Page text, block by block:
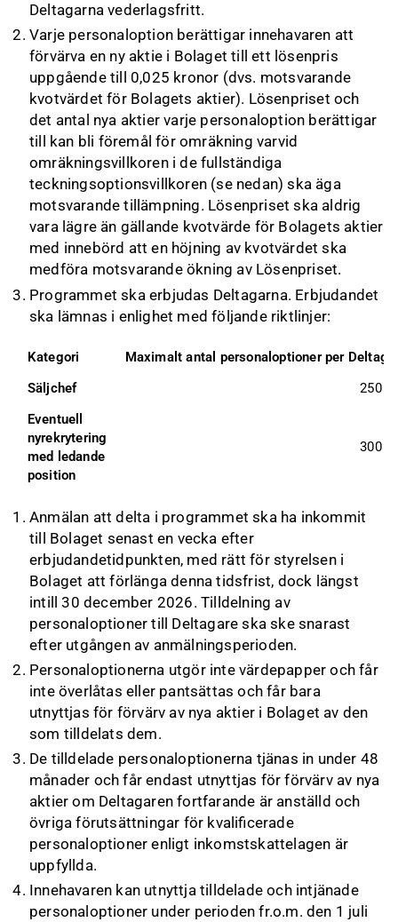
Deltagarna vederlagsfritt.
Varje personaloption berättigar innehavaren att
förvärva en ny aktie i Bolaget till ett lösenpris
uppgående till 0,025 kronor (dvs. motsvarande
kvotvärdet för Bolagets aktier). Lösenpriset och
det antal nya aktier varje personaloption berättigar
till kan bli föremål för omräkning varvid
omräkningsvillkoren i de fullständiga
teckningsoptionsvillkoren (se nedan) ska äga
motsvarande tillämpning. Lösenpriset ska aldrig
vara lägre än gällande kvotvärde för Bolagets aktier
med innebörd att en höjning av kvotvärdet ska
medföra motsvarande ökning av Lösenpriset.
Programmet ska erbjudas Deltagarna. Erbjudandet
ska lämnas i enlighet med följande riktlinjer:
Kategori
Maximalt antal personaloptioner per
Säljchef
250
Eventuell
nyrekrytering
med ledande
position
300
Anmälan att delta i programmet ska ha inkommit
till Bolaget senast en vecka efter
erbjudandetidpunkten, med rätt för styrelsen i
Bolaget att förlänga denna tidsfrist, dock längst
intill 30 december 2026. Tilldelning av
personaloptioner till Deltagare ska ske snarast
efter utgången av anmälningsperioden.
Personaloptionerna utgör inte värdepapper och får
inte överlåtas eller pantsättas och får bara
utnyttjas för förvärv av nya aktier i Bolaget av den
som tilldelats dem.
De tilldelade personaloptionerna tjänas in under 48
månader och får endast utnyttjas för förvärv av nya
aktier om Deltagaren fortfarande är anställd och
övriga förutsättningar för kvalificerade
personaloptioner enligt inkomstskattelagen är
uppfyllda.
Innehavaren kan utnyttja tilldelade och intjänade
personaloptioner under perioden fr.o.m. den 1 juli